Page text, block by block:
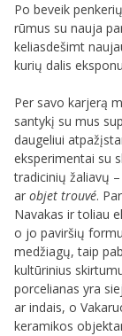
Po beveik
rūmus su nauja
keliasdešimt
kurių dalis
Per savo karjerą
santykį su mus
daugeliui
eksperimentai su
tradicinių žaliavų
ar objet trouvé.
Navakas ir toliau
o jo paviršių
medžiagų, taip
kultūrinius
porcelianas yra
ar indais, o
keramikos